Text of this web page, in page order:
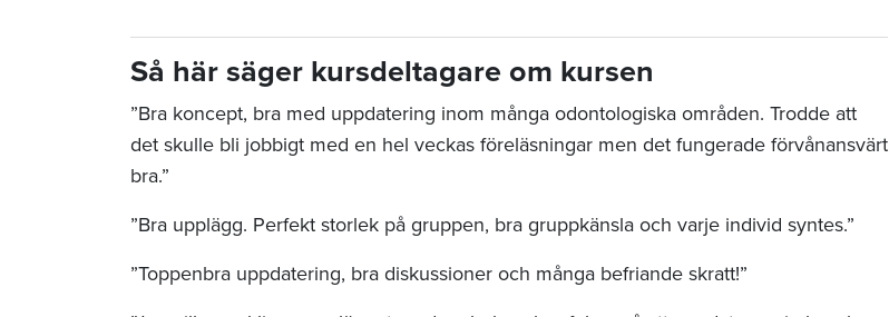
Så här säger kursdeltagare om kursen
”Bra koncept, bra med uppdatering inom många odontologiska områden. Trodde att
det skulle bli jobbigt med en hel veckas föreläsningar men det fungerade förvånansvärt
bra.”
”Bra upplägg. Perfekt storlek på gruppen, bra gruppkänsla och varje individ syntes.”
”Toppenbra uppdatering, bra diskussioner och många befriande skratt!”